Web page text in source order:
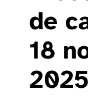
de
18
2025